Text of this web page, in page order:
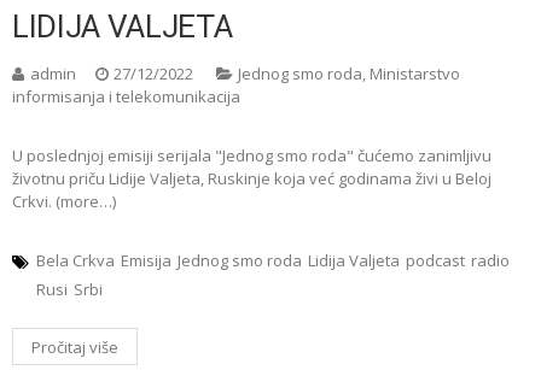
LIDIJA VALJETA
admin 27/12/2022 Jednog smo roda, Ministarstvo
informisanja i telekomunikacija
U poslednjoj emisiji serijala "Jednog smo roda" čućemo zanimljivu
životnu priču Lidije Valjeta, Ruskinje koja već godinama živi u Beloj
Crkvi. (more…)
Bela Crkva Emisija Jednog smo roda Lidija Valjeta podcast radio
Rusi Srbi
Pročitaj više